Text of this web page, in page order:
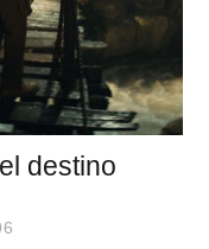
destino